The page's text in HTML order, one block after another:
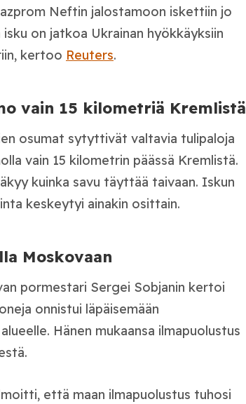
Neftin jalostamoon iskettiin jo
on jatkoa Ukrainan hyökkäyksiin
kertoo Reuters.
vain 15 kilometriä Kremlistä
osumat sytyttivät valtavia tulipaloja
vain 15 kilometrin päässä Kremlistä.
kuinka savu täyttää taivaan. Iskun
keskeytyi ainakin osittain.
Moskovaan
pormestari Sergei Sobjanin kertoi
onnistui läpäisemään
Hänen mukaansa ilmapuolustus
että maan ilmapuolustus tuhosi